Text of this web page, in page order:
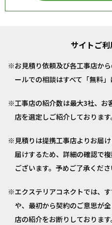
サイトご
お見積り依頼及び各工事店か
ールでの相談はすべて「無料」
工事店の紹介数は最大3社、お
店を選定しご紹介しております
見積りは提携工事店よりお届
届けするため、詳細の確認で
ございます。予めご了承くださ
エクステリアコネクトでは、
や、最初から契約のご意思が
店の紹介をお断りしております